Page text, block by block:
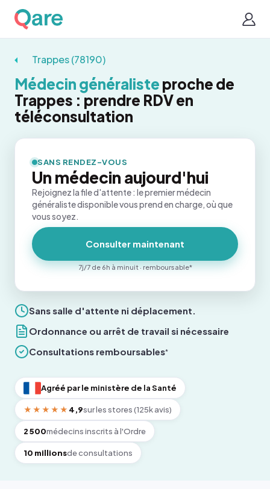
Trappes (78190)
Médecin généraliste proche de
Trappes : prendre RDV en
téléconsultation
Sans salle d'attente ni déplacement.
Ordonnance ou arrêt de travail si nécessaire
Consultations remboursables*
Agréé par le ministère de la Santé
★★★★★ 4,9sur les stores (125k avis)
2 500médecins inscrits à l'Ordre
10 millionsde consultations
SANS RENDEZ-VOUS
Un médecin aujourd'hui
Rejoignez la file d'attente : le premier médecin
généraliste disponible vous prend en charge, où que
vous soyez.
Consulter maintenant
7j/7 de 6h à minuit · remboursable*